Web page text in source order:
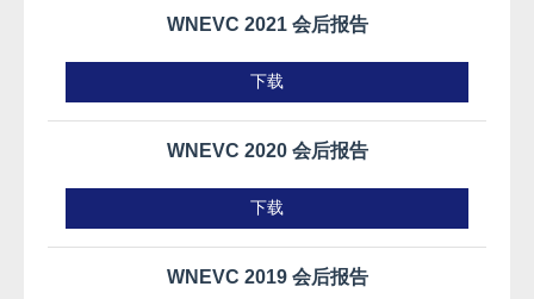
WNEVC 2021 会后报告
下载
WNEVC 2020 会后报告
下载
WNEVC 2019 会后报告